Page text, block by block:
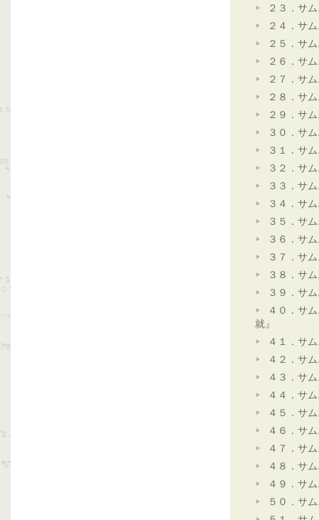
２３．サ
２４．サ
２５．サ
２６．サ
２７．サ
２８．サ
２９．サ
３０．サ
３１．サ
３２．サ
３３．サ
３４．サ
３５．サ
３６．サ
３７．サ
３８．サ
３９．サ
４０．サ
就』
４１．サ
４２．サ
４３．サ
４４．サ
４５．サ
４６．サ
４７．サ
４８．サ
４９．サ
５０．サ